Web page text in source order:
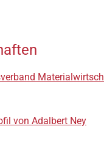
von Adalbert Ney